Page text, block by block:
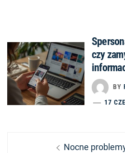
czy
BY
17
NawigacjaPrevious
Nocne